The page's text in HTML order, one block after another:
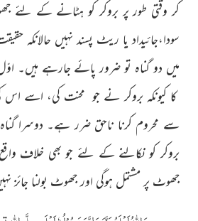
کر وقتی طور پر بروکر کو ہٹانے کے لئے
سودا،جائیداد یا ریٹ پسند نہیں حالانکہ
میں دو گناہ تو ضرور پائے جارہے ہیں۔
کا کیونکہ بروکر نے جو محنت کی، اسے اس
سے محروم کرنا ناحق ضرر ہے۔ دوسرا
بروکر کو نکالنے کے لئے جو بھی خلاف
جھوٹ پر مشتمل ہوگی اور جھوٹ بولنا جائز